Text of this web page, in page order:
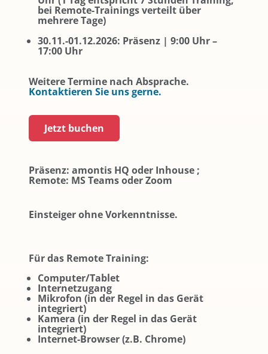
bei Remote-Trainings verteilt über
mehrere Tage)
30.11.-01.12.2026: Präsenz | 9:00 Uhr –
17:00 Uhr
Weitere Termine nach Absprache.
Kontaktieren Sie uns gerne.
Jetzt buchen
Präsenz: amontis HQ oder Inhouse ;
Remote: MS Teams oder Zoom
Einsteiger ohne Vorkenntnisse.
Für das Remote Training:
Computer/Tablet
Internetzugang
Mikrofon (in der Regel in das Gerät
integriert)
Kamera (in der Regel in das Gerät
integriert)
Internet-Browser (z.B. Chrome)